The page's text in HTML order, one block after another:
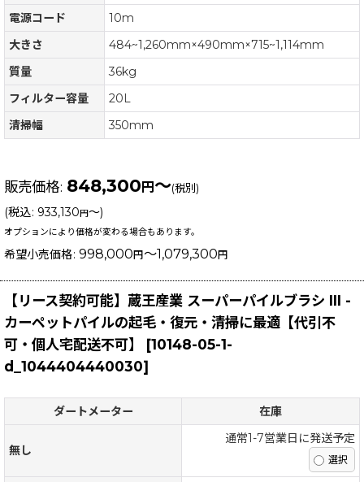
電源コード
10m
大きさ
484~1,260mm×490mm×715~1,114mm
質量
36kg
フィルター容量
20L
清掃幅
350mm
販売価格: 848,300 円 ～(税別)
(税込: 933,130 円～)
オプションにより価格が変わる場合もあります。
希望小売価格: 998,000 円 ～1,079,300 円
【リース契約可能】蔵王産業 スーパーパイルブラシ III -
カーペットパイルの起毛・復元・清掃に最適【代引不
可・個人宅配送不可】
[10148-05-1-
d_1044404440030]
ダートメーター 在庫
無し
通常1-7営業日に発送予定